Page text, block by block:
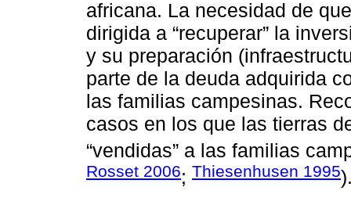
africana. La necesidad de
dirigida a “recuperar” la
y su preparación
parte de la deuda adquirida
las familias campesinas.
casos en los que las tierras
“vendidas” a las familias
Rosset 2006; Thiesenhusen 1995